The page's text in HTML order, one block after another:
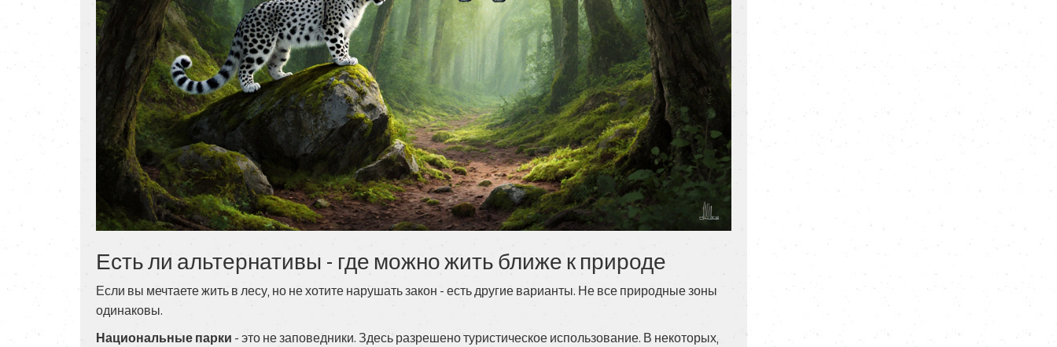
Есть ли альтернативы - где можно жить ближе к природе
Если вы мечтаете жить в лесу, но не хотите нарушать закон - есть другие варианты. Не все природные зоны
одинаковы.
Национальные парки - это не заповедники. Здесь разрешено туристическое использование. В некоторых,